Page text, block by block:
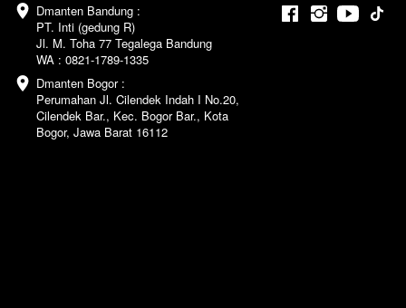
Dmanten Bandung :
PT. Inti (gedung R)
Jl. M. Toha 77 Tegalega Bandung
WA : 0821-1789-1335
Dmanten Bogor :
Perumahan Jl. Cilendek Indah I No.20,
Cilendek Bar., Kec. Bogor Bar., Kota
Bogor, Jawa Barat 16112